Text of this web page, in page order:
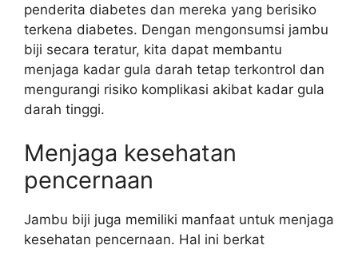
penderita diabetes dan mereka yang berisiko
terkena diabetes. Dengan mengonsumsi jambu
biji secara teratur, kita dapat membantu
menjaga kadar gula darah tetap terkontrol dan
mengurangi risiko komplikasi akibat kadar gula
darah tinggi.
Menjaga kesehatan
pencernaan
Jambu biji juga memiliki manfaat untuk menjaga
kesehatan pencernaan. Hal ini berkat